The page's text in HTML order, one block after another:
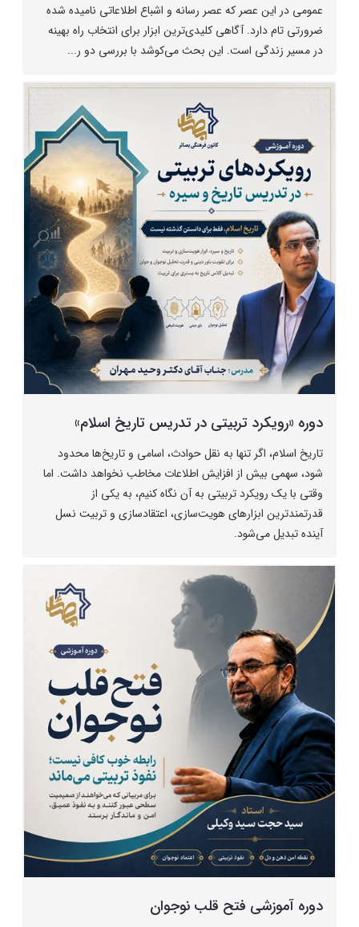
عمومی در این عصر که عصر رسانه و اشباع اطلاعاتی نامیده شده
ضرورتی تام دارد. آگاهی کلیدی‌ترین ابزار برای انتخاب راه بهینه
در مسیر زندگی است. این بحث می‌کوشد با بررسی دو ر...
دوره «رویکرد تربیتی در تدریس تاریخ اسلام»
تاریخ اسلام، اگر تنها به نقل حوادث، اسامی و تاریخ‌ها محدود
شود، سهمی بیش از افزایش اطلاعات مخاطب نخواهد داشت. اما
وقتی با یک رویکرد تربیتی به آن نگاه کنیم، به یکی از
قدرتمندترین ابزارهای هویت‌سازی، اعتقادسازی و تربیت نسل
آینده تبدیل می‌شود.
دوره آموزشی فتح قلب نوجوان